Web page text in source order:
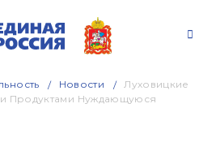
Новости
Луховицкие
Продуктами Нуждающуюся